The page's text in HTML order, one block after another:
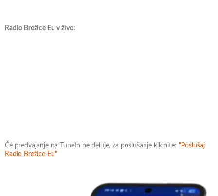
Radio Brežice Eu v živo:
Če predvajanje na TuneIn ne deluje, za poslušanje klkinite: "Poslušaj
Radio Brežice Eu"